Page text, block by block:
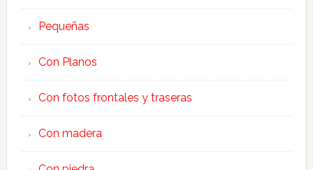
Pequeñas
Con Planos
Con fotos frontales y traseras
Con madera